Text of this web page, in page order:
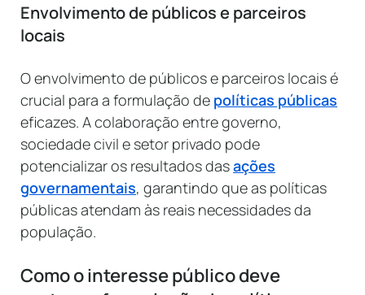
Envolvimento de públicos e parceiros
locais
O envolvimento de públicos e parceiros locais é
crucial para a formulação de políticas públicas
eficazes. A colaboração entre governo,
sociedade civil e setor privado pode
potencializar os resultados dasações
governamentais, garantindo que as políticas
públicas atendam às reais necessidades da
população.
Como o interesse público deve